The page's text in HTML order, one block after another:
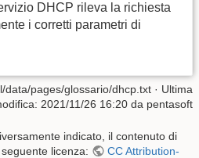
DHCP rileva la richiesta
i corretti parametri di
data/pages/glossario/dhcp.txt · Ultima
2021/11/26 16:20 da pentasoft
indicato, il contenuto di
licenza:
CC Attribution-